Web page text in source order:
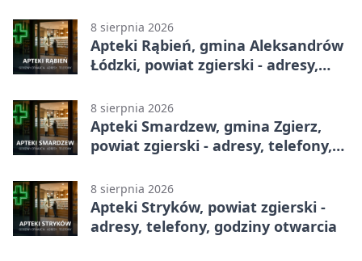
8 sierpnia 2026
Apteki Rąbień, gmina Aleksandrów
Łódzki, powiat zgierski - adresy,
8 sierpnia 2026
Apteki Smardzew, gmina Zgierz,
powiat zgierski - adresy, telefony,
8 sierpnia 2026
Apteki Stryków, powiat zgierski -
adresy, telefony, godziny otwarcia